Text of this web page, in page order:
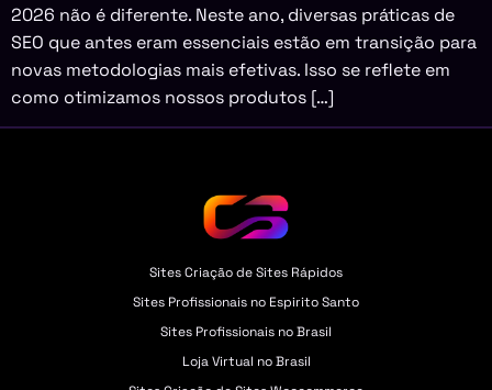
2026 não é diferente. Neste ano, diversas práticas de
SEO que antes eram essenciais estão em transição para
novas metodologias mais efetivas. Isso se reflete em
como otimizamos nossos produtos […]
Sites Criação de Sites Rápidos
Sites Profissionais no Espirito Santo
Sites Profissionais no Brasil
Loja Virtual no Brasil